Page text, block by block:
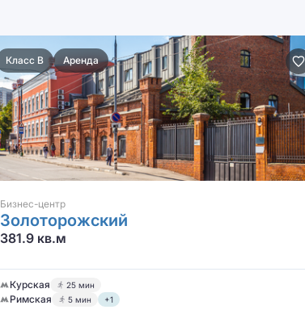
Класс B Аренда
Бизнес-центр
Золоторожский
381.9 кв.м
Курская 25 мин
Римская 5 мин +1